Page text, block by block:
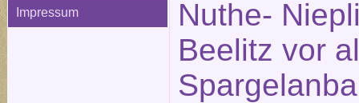
Impressum
Nuthe-
Beelitz vor